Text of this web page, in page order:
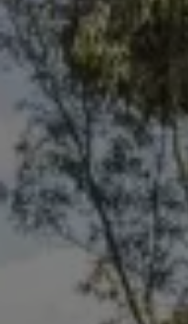
Garantías
Seguro de
Cobertura
Seguro
Volkswagen
Financiamiento
Programa de
Encuentra tu
Servicios y refacciones
Servicios
Aceite
Batería
Frenos
Precios de
ProService
Llamado a revisión
Refacciones y
Llantas
Planes de